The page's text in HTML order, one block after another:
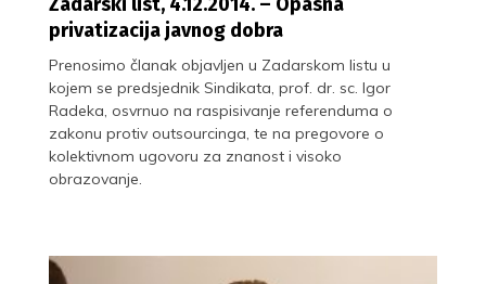
privatizacija javnog dobra
Prenosimo članak objavljen u Zadarskom listu u
kojem se predsjednik Sindikata, prof. dr. sc. Igor
Radeka, osvrnuo na raspisivanje referenduma o
zakonu protiv outsourcinga, te na pregovore o
kolektivnom ugovoru za znanost i visoko
obrazovanje.